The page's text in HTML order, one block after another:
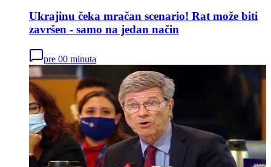
Ukrajinu čeka mračan scenario! Rat može biti
završen - samo na jedan način
pre 00 minuta